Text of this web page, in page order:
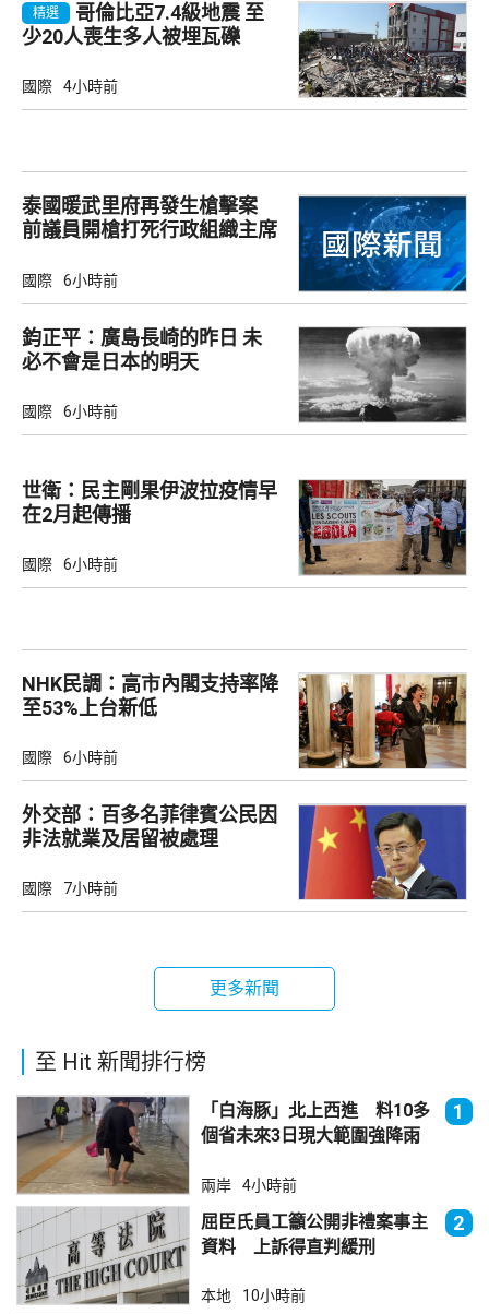
精選
哥倫比亞7.4級地震 至
少20人喪生多人被埋瓦礫
國際 4小時前
泰國暖武里府再發生槍擊案
前議員開槍打死行政組織主席
國際 6小時前
鈞正平：廣島長崎的昨日 未
必不會是日本的明天
國際 6小時前
世衛：民主剛果伊波拉疫情早
在2月起傳播
國際 6小時前
NHK民調：高市內閣支持率降
至53%上台新低
國際 6小時前
外交部：百多名菲律賓公民因
非法就業及居留被處理
國際 7小時前
更多新聞
至 Hit 新聞排行榜
「白海豚」北上西進 料10多
個省未來3日現大範圍強降雨
1
兩岸 4小時前
屈臣氏員工籲公開非禮案事主
資料 上訴得直判緩刑
2
本地 10小時前